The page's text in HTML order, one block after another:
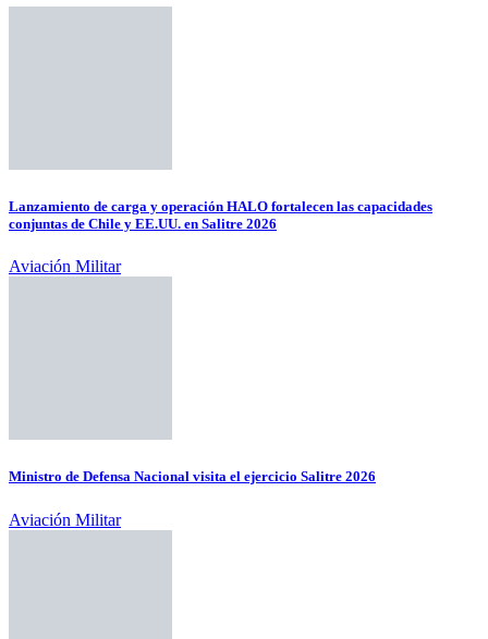
Lanzamiento de carga y operación HALO fortalecen las capacidades
conjuntas de Chile y EE.UU. en Salitre 2026
Aviación Militar
Ministro de Defensa Nacional visita el ejercicio Salitre 2026
Aviación Militar